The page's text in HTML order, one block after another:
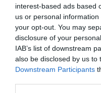
interest-based ads based
us or personal
your opt-out. You may
disclosure of your
IAB’s list of downstream
also be disclosed by us to
Downstream Participants